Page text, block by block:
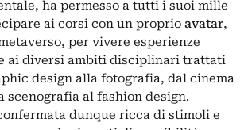
ha permesso a tutti i suoi mille
ai corsi con un proprio avatar,
per vivere esperienze
ai diversi ambiti disciplinari trattati
design alla fotografia, dal cinema
scenografia al fashion design.
dunque ricca di stimoli e